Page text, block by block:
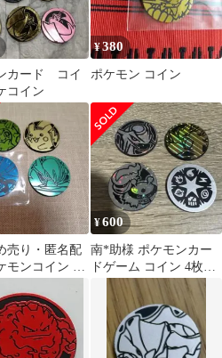
カード コイ
コイン
¥380
ポケモン コイン
売り・匿名配
モンコイン 4
¥600
南*助様 ポケモンカー
ドゲーム コイン 4枚セ
ット